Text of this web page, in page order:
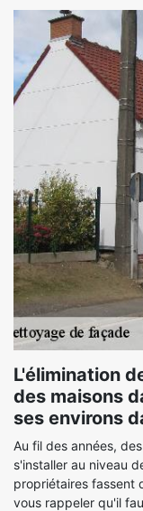
L'élimination
des maisons
ses environs
Au fil des années,
s'installer au niveau
propriétaires fassent
vous rappeler qu'il